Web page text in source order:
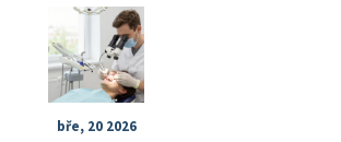
ty nejlepší. Budeme se věnovat také
o gumičky a jak jejími prostřednictvím
efektivitu rovnátek.
bře, 20 2026